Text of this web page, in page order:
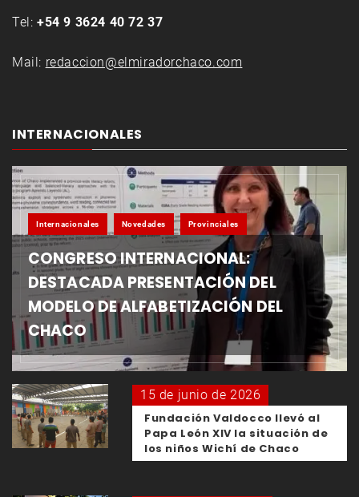
Tel: +54 9 3624 40 72 37
Mail: redaccion@elmiradorchaco.com
INTERNACIONALES
Internacionales Novedades Provinciales
CONGRESO INTERNACIONAL:
DESTACADA PRESENTACIÓN DEL
MODELO DE ALFABETIZACIÓN DEL
CHACO
15 de junio de 2026
Fundación Valdocco llevó al
Papa León XIV la situación de
los niños Wichí de Chaco